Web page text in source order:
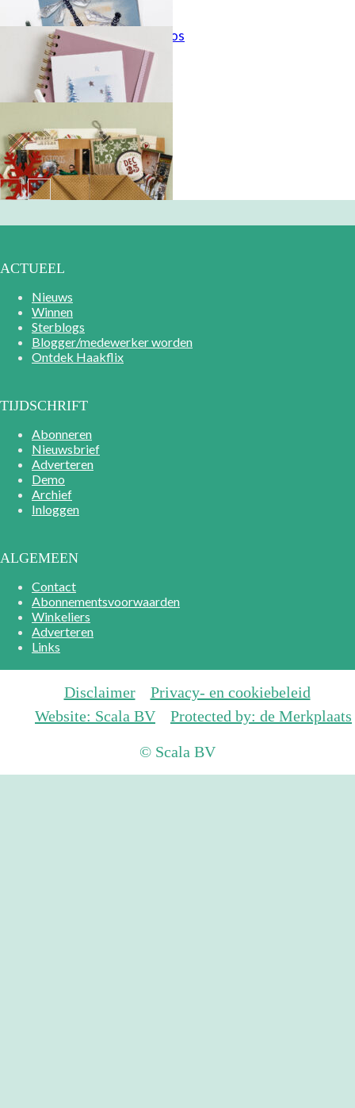
Hertje in het bos
ACTUEEL
Nieuws
Winnen
Sterblogs
Blogger/medewerker worden
Ontdek Haakflix
TIJDSCHRIFT
Abonneren
Nieuwsbrief
Adverteren
Demo
Archief
Inloggen
ALGEMEEN
Contact
Abonnementsvoorwaarden
Winkeliers
Adverteren
Links
Disclaimer
Privacy- en cookiebeleid
Website: Scala BV
Protected by: de Merkplaats
© Scala BV